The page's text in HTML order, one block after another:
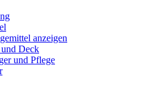
anzeigen
Deck
und Pflege